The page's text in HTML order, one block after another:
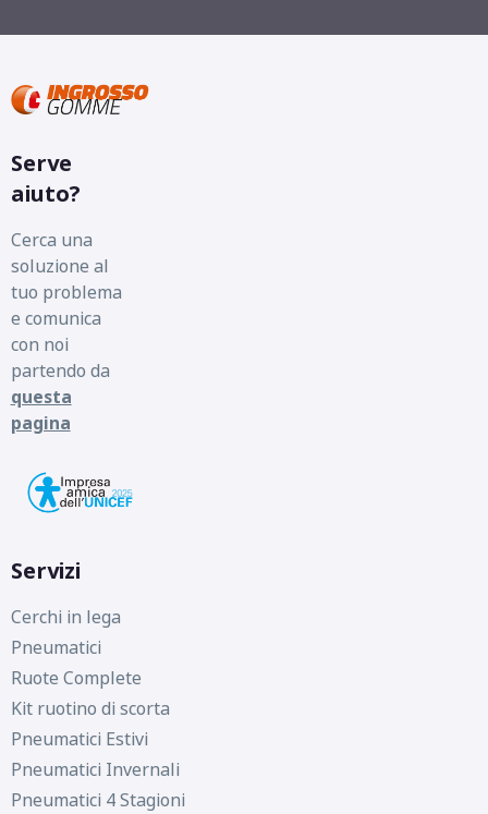
Serve
aiuto?
Cerca una
soluzione al
tuo problema
e comunica
con noi
partendo da
questa
pagina
Servizi
Cerchi in lega
Pneumatici
Ruote Complete
Kit ruotino di scorta
Pneumatici Estivi
Pneumatici Invernali
Pneumatici 4 Stagioni